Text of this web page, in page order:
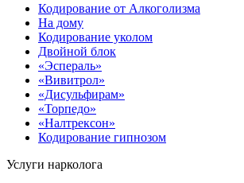
Кодирование от Алкоголизма
На дому
Кодирование уколом
Двойной блок
«Эспераль»
«Вивитрол»
«Дисульфирам»
«Торпедо»
«Налтрексон»
Кодирование гипнозом
Услуги нарколога